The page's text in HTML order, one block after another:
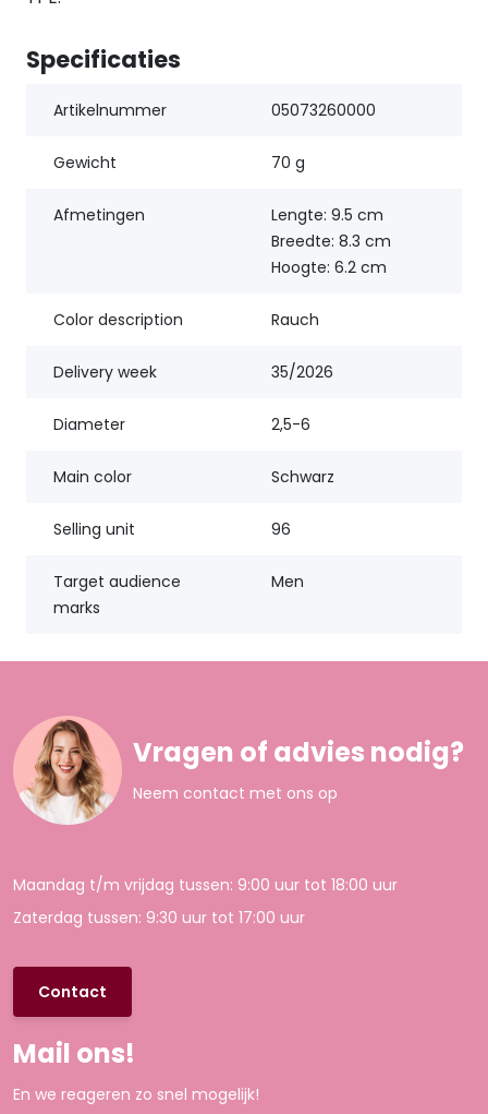
Specificaties
Artikelnummer 05073260000
Gewicht 70 g
Afmetingen
Lengte: 9.5 cm
Breedte: 8.3 cm
Hoogte: 6.2 cm
Color description Rauch
Delivery week 35/2026
Diameter 2,5-6
Main color Schwarz
Selling unit 96
Target audience
marks
Men
Vragen of advies nodig?
Neem contact met ons op
Maandag t/m vrijdag tussen: 9:00 uur tot 18:00 uur
Zaterdag tussen: 9:30 uur tot 17:00 uur
Contact
Mail ons!
En we reageren zo snel mogelijk!